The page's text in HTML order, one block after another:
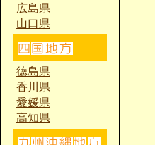
広島県
山口県
徳島県
香川県
愛媛県
高知県